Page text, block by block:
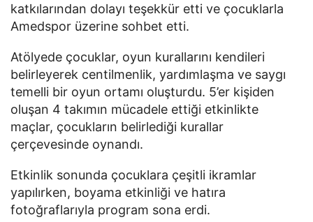
katkılarından dolayı teşekkür etti ve çocuklarla
Amedspor üzerine sohbet etti.
Atölyede çocuklar, oyun kurallarını kendileri
belirleyerek centilmenlik, yardımlaşma ve saygı
temelli bir oyun ortamı oluşturdu. 5’er kişiden
oluşan 4 takımın mücadele ettiği etkinlikte
maçlar, çocukların belirlediği kurallar
çerçevesinde oynandı.
Etkinlik sonunda çocuklara çeşitli ikramlar
yapılırken, boyama etkinliği ve hatıra
fotoğraflarıyla program sona erdi.